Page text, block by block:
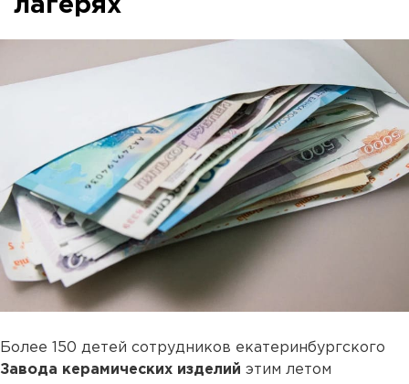
лагерях
Более 150 детей сотрудников екатеринбургского
Завода керамических изделий этим летом